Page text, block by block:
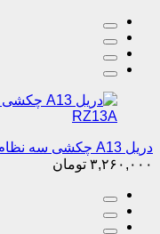
دریل A13 چکشی سه نظام اتومات ریباز مدل RZ13A
۳,۲۶۰,۰۰۰ تومان